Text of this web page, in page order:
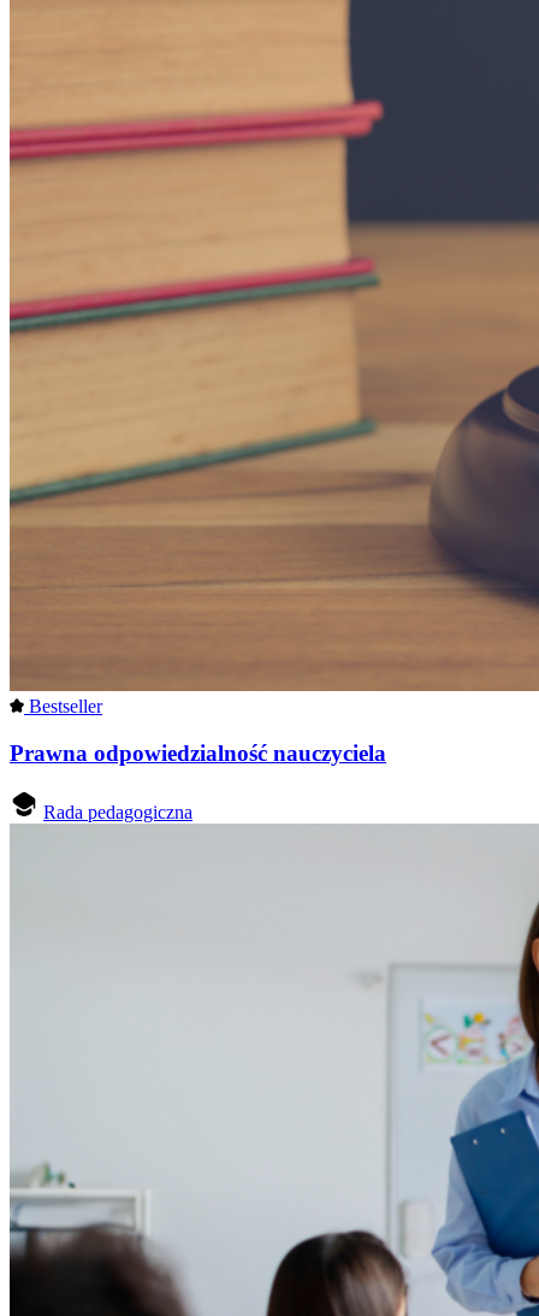
Bestseller
Prawna odpowiedzialność nauczyciela
Rada pedagogiczna